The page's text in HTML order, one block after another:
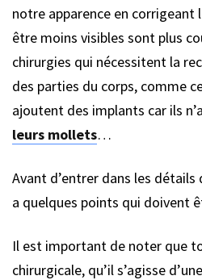
notre apparence en
être moins visibles sont plus
chirurgies qui nécessitent la
des parties du corps, comme
ajoutent des implants car ils
leurs mollets…
Avant d’entrer dans les détails
a quelques points qui doivent
Il est important de noter que
chirurgicale, qu’il s’agisse